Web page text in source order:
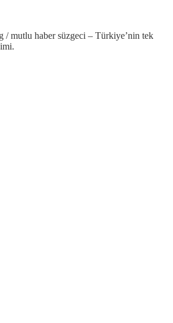
/ mutlu haber süzgeci – Türkiye’nin tek